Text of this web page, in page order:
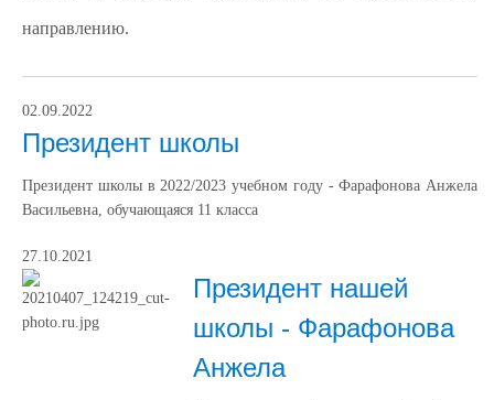
направлению.
02.09.2022
Президент школы
Президент школы в 2022/2023 учебном году - Фарафонова Анжела
Васильевна, обучающаяся 11 класса
27.10.2021
Президент нашей
школы - Фарафонова
Анжела